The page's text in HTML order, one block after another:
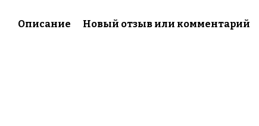
Описание Новый отзыв или комментарий